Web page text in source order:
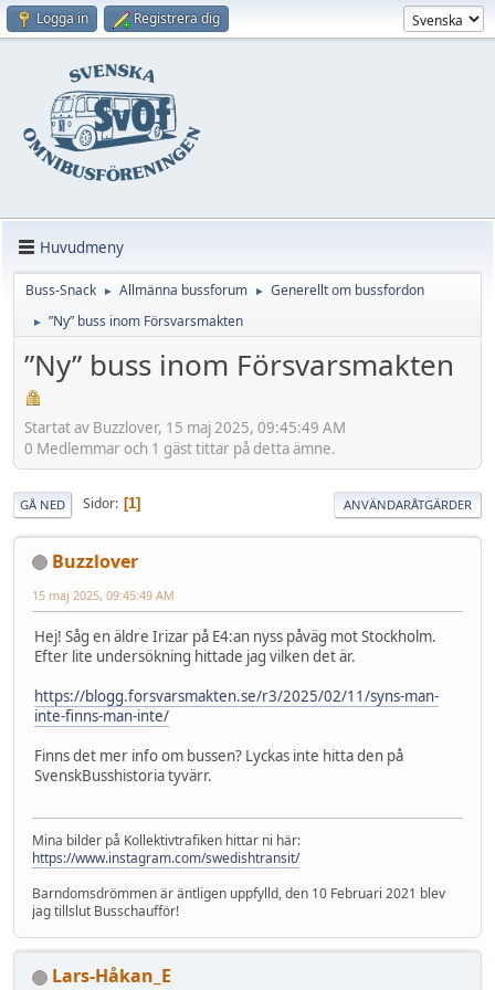
Logga in Registrera dig
Huvudmeny
Buss-Snack ► Allmänna bussforum ► Generellt om bussfordon
► ”Ny” buss inom Försvarsmakten
”Ny” buss inom Försvarsmakten
Startat av Buzzlover, 15 maj 2025, 09:45:49 AM
0 Medlemmar och 1 gäst tittar på detta ämne.
GÅ NED Sidor 1 ANVÄNDARÅTGÄRDER
Buzzlover
15 maj 2025, 09:45:49 AM
Hej! Såg en äldre Irizar på E4:an nyss påväg mot Stockholm.
Efter lite undersökning hittade jag vilken det är.
https://blogg.forsvarsmakten.se/r3/2025/02/11/syns-man-
inte-finns-man-inte/
Finns det mer info om bussen? Lyckas inte hitta den på
SvenskBusshistoria tyvärr.
Mina bilder på Kollektivtrafiken hittar ni här:
https://www.instagram.com/swedishtransit/
Barndomsdrömmen är äntligen uppfylld, den 10 Februari 2021 blev
jag tillslut Busschaufför!
Lars-Håkan_E